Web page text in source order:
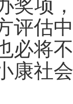
奖项
评估
必将
康社